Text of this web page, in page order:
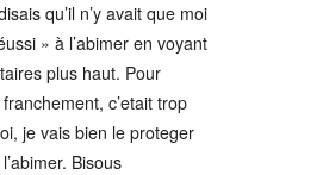
qu’il n’y avait que moi
» à l’abimer en voyant
plus haut. Pour
franchement, c’etait trop
je vais bien le proteger
Bisous